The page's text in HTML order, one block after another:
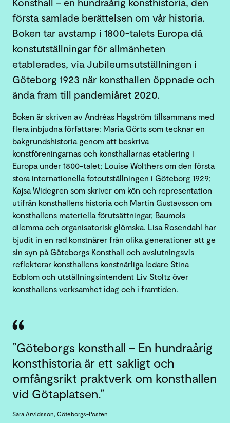
första samlade berättelsen om vår historia.
Boken tar avstamp i 1800-talets Europa då
konstutställningar för allmänheten
etablerades, via Jubileumsutställningen i
Göteborg 1923 när konsthallen öppnade och
ända fram till pandemiåret 2020.
Boken är skriven av Andréas Hagström tillsammans med
flera inbjudna författare: Maria Görts som tecknar en
bakgrundshistoria genom att beskriva
konstföreningarnas och konsthallarnas etablering i
Europa under 1800-talet; Louise Wolthers om den första
stora internationella fotoutställningen i Göteborg 1929;
Kajsa Widegren som skriver om kön och representation
utifrån konsthallens historia och Martin Gustavsson om
konsthallens materiella förutsättningar, Baumols
dilemma och organisatorisk glömska. Lisa Rosendahl har
bjudit in en rad konstnärer från olika generationer att ge
sin syn på Göteborgs Konsthall och avslutningsvis
reflekterar konsthallens konstnärliga ledare Stina
Edblom och utställningsintendent Liv Stoltz över
konsthallens verksamhet idag och i framtiden.
”Göteborgs konsthall – En hundraårig
konsthistoria är ett sakligt och
omfångsrikt praktverk om konsthallen
vid Götaplatsen.”
Sara Arvidsson, Göteborgs-Posten